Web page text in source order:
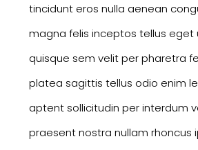
tincidunt eros nulla aenean
magna felis inceptos tellus eget
quisque sem velit per pharetra
platea sagittis tellus odio enim
aptent sollicitudin per interdum
praesent nostra nullam rhoncus